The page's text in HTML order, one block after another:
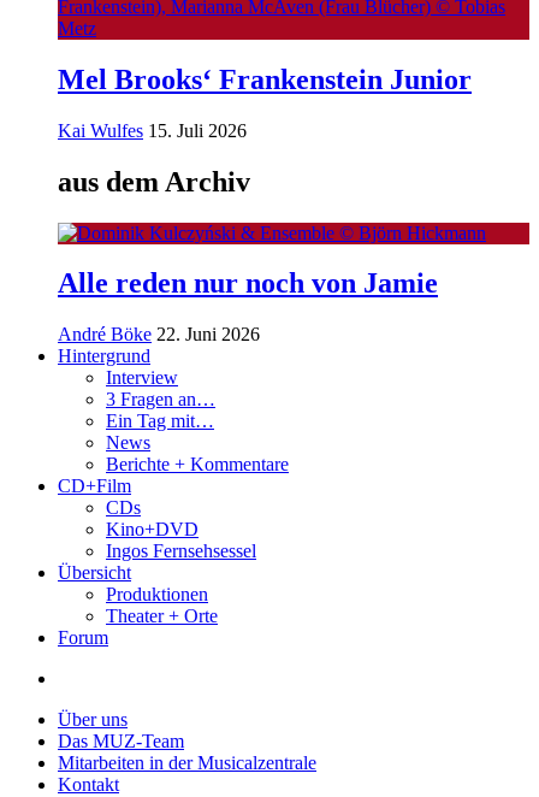
Mel Brooks‘ Frankenstein Junior
Kai Wulfes 15. Juli 2026
aus dem Archiv
Alle reden nur noch von Jamie
André Böke 22. Juni 2026
Hintergrund
Interview
3 Fragen an…
Ein Tag mit…
News
Berichte + Kommentare
CD+Film
CDs
Kino+DVD
Ingos Fernsehsessel
Übersicht
Produktionen
Theater + Orte
Forum
Über uns
Das MUZ-Team
Mitarbeiten in der Musicalzentrale
Kontakt